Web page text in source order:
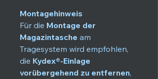
Montagehinweis
Für die Montage der
Magazintasche am
Tragesystem wird empfohlen,
die Kydex®-Einlage
vorübergehend zu entfernen,